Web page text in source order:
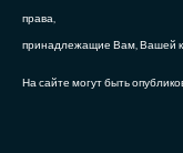
права,
принадлежащие Вам, Вашей
На сайте могут быть